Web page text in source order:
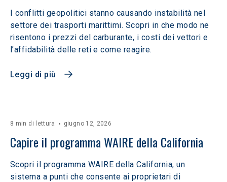
I conflitti geopolitici stanno causando instabilità nel
settore dei trasporti marittimi. Scopri in che modo ne
risentono i prezzi del carburante, i costi dei vettori e
l’affidabilità delle reti e come reagire.
Leggi di più
8 min di lettura giugno 12, 2026
Capire il programma WAIRE della California
Scopri il programma WAIRE della California, un
sistema a punti che consente ai proprietari di